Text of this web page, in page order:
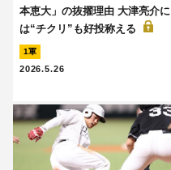
本恵大」の抜擢理由 大津亮介に
は“チクリ”も好投称える
1軍
2026.5.26